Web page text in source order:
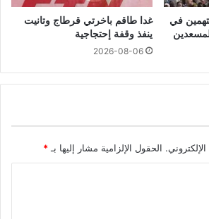
متهمين في
غدا طاقم باخرتي قرطاج وتانيت
ينفذ وقفة إحتجاجية
2026-08-06
الحقول الإلزامية مشار إليها بـ *